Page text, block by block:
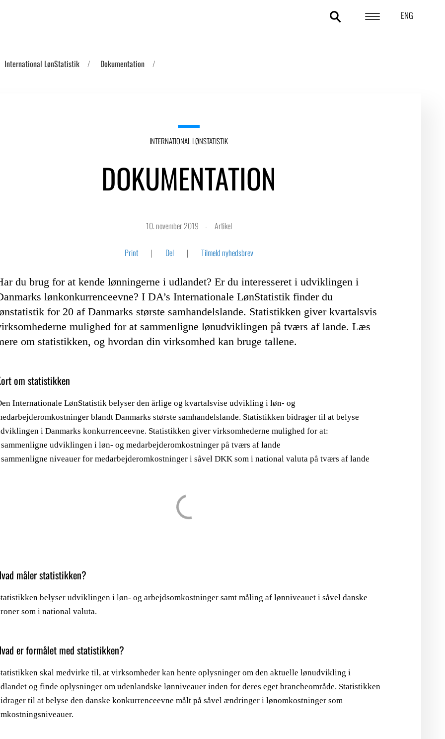
ENG
International LønStatistik Dokumentation
INTERNATIONAL LØNSTATISTIK
DOKUMENTATION
10. november 2019 Artikel
Print Del Tilmeld nyhedsbrev
du brug for at kende lønningerne i udlandet? Er du interesseret i udviklingen i
lønkonkurrenceevne? I DA’s Internationale LønStatistik finder du
for 20 af Danmarks største samhandelslande. Statistikken giver kvartalsvis
mulighed for at sammenligne lønudviklingen på tværs af lande. Læs
om statistikken, og hvordan din virksomhed kan bruge tallene.
om statistikken
Internationale LønStatistik belyser den årlige og kvartalsvise udvikling i løn- og
blandt Danmarks største samhandelslande. Statistikken bidrager til at belyse
i Danmarks konkurrenceevne. Statistikken giver virksomhederne mulighed for at:
sammenligne udviklingen i løn- og medarbejderomkostninger på tværs af lande
sammenligne niveauer for medarbejderomkostninger i såvel DKK som i national valuta på tværs af lande
måler statistikken?
belyser udviklingen i løn- og arbejdsomkostninger samt måling af lønniveauet i såvel danske
som i national valuta.
er formålet med statistikken?
skal medvirke til, at virksomheder kan hente oplysninger om den aktuelle lønudvikling i
og finde oplysninger om udenlandske lønniveauer inden for deres eget brancheområde. Statistikken
til at belyse den danske konkurrenceevne målt på såvel ændringer i lønomkostninger som